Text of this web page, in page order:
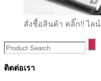
สั่งชื้อสินค้า คลิ๊ก!! ไลน์
ติดต่อเรา